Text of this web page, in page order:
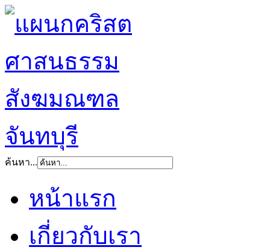
ค้นหา...
หน้าแรก
เกี่ยวกับเรา